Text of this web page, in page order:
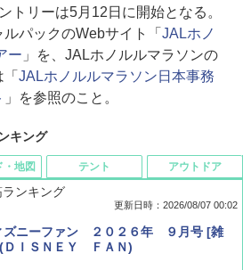
トリーは5月12日に開始となる。
パックのWebサイト「 JALホノ
ー 」を、JALホノルルマラソンの
JALホノルルマラソン日本事務
」を参照のこと。
キング
ンキング
更新日時：2026/08/07 00:02
ズニーファン ２０２６年 ９月号 [雑
ＤＩＳＮＥＹ ＦＡＮ)
・地図 テント アウトドア